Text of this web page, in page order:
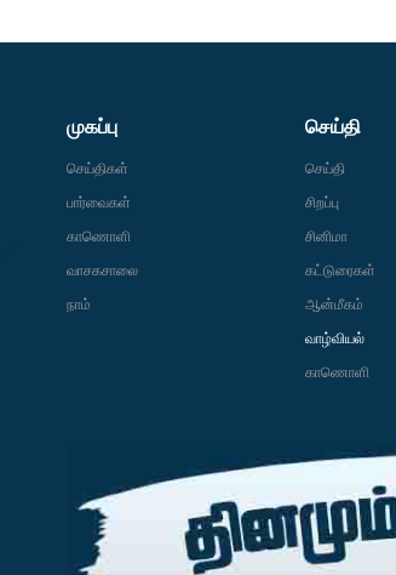
முகப்பு
செய்திகள்
பார்வைகள்
காணொளி
வாசகசாலை
நாம்
செய்தி
செய்தி
சிறப்பு
சினிமா
கட்டுரைகள்
ஆன்மீகம்
வாழ்வியல்
காணொளி